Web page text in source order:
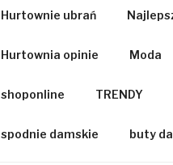
Hurtownie ubrań
Hurtownia opinie Moda
shoponline TRENDY
spodnie damskie buty